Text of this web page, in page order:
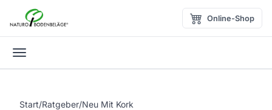
Zum Inhalt springen
Online-Shop
Menü öffnen
Start/Ratgeber/Neu Mit Kork